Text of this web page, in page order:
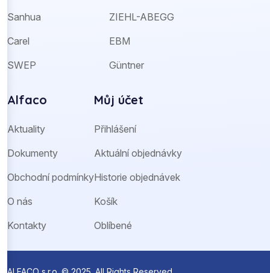
Sanhua
Carel
SWEP
ZIEHL-ABEGG
EBM
Güntner
Alfaco
Aktuality
Dokumenty
Obchodní podmínky
O nás
Kontakty
Můj účet
Přihlášení
Aktuální objednávky
Historie objednávek
Košík
Oblíbené